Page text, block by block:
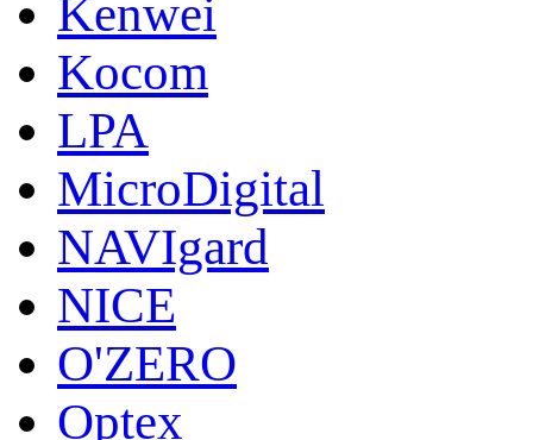
Kenwei
Kocom
LPA
MicroDigital
NAVIgard
NICE
O'ZERO
Optex